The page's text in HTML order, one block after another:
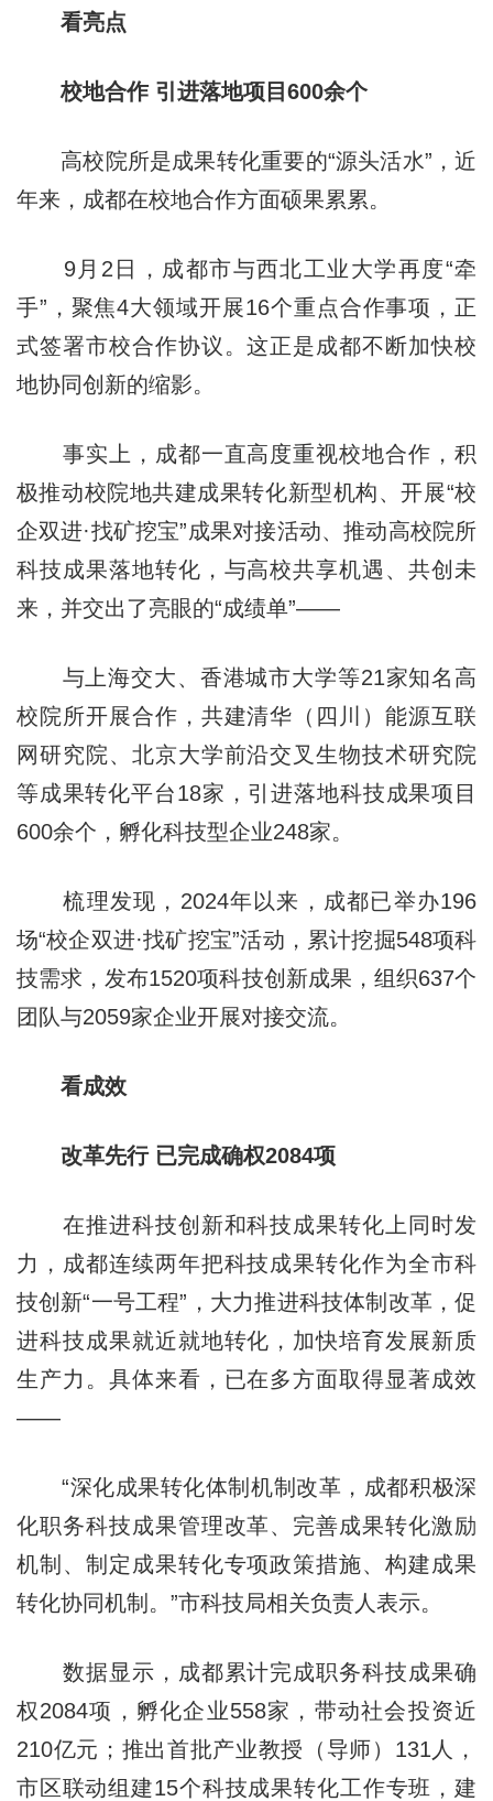
看亮点
校地合作 引进落地项目600余个
高校院所是成果转化重要的“源头活水”，近
年来，成都在校地合作方面硕果累累。
9月2日，成都市与西北工业大学再度“牵
手”，聚焦4大领域开展16个重点合作事项，正
式签署市校合作协议。这正是成都不断加快校
地协同创新的缩影。
事实上，成都一直高度重视校地合作，积
极推动校院地共建成果转化新型机构、开展“校
企双进·找矿挖宝”成果对接活动、推动高校院所
科技成果落地转化，与高校共享机遇、共创未
来，并交出了亮眼的“成绩单”——
与上海交大、香港城市大学等21家知名高
校院所开展合作，共建清华（四川）能源互联
网研究院、北京大学前沿交叉生物技术研究院
等成果转化平台18家，引进落地科技成果项目
600余个，孵化科技型企业248家。
梳理发现，2024年以来，成都已举办196
场“校企双进·找矿挖宝”活动，累计挖掘548项科
技需求，发布1520项科技创新成果，组织637个
团队与2059家企业开展对接交流。
看成效
改革先行 已完成确权2084项
在推进科技创新和科技成果转化上同时发
力，成都连续两年把科技成果转化作为全市科
技创新“一号工程”，大力推进科技体制改革，促
进科技成果就近就地转化，加快培育发展新质
生产力。具体来看，已在多方面取得显著成效
——
“深化成果转化体制机制改革，成都积极深
化职务科技成果管理改革、完善成果转化激励
机制、制定成果转化专项政策措施、构建成果
转化协同机制。”市科技局相关负责人表示。
数据显示，成都累计完成职务科技成果确
权2084项，孵化企业558家，带动社会投资近
210亿元；推出首批产业教授（导师）131人，
市区联动组建15个科技成果转化工作专班，建